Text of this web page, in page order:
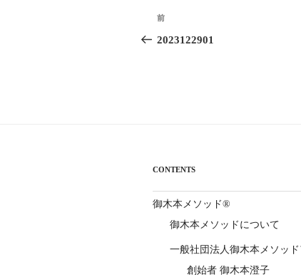
投
稿
シ
ョ
ン
前
の
前
2023122901
CONTENTS
御木本メソッド®
御木本メソッドについて
一般社団法人御木本メソッ
創始者 御木本澄子